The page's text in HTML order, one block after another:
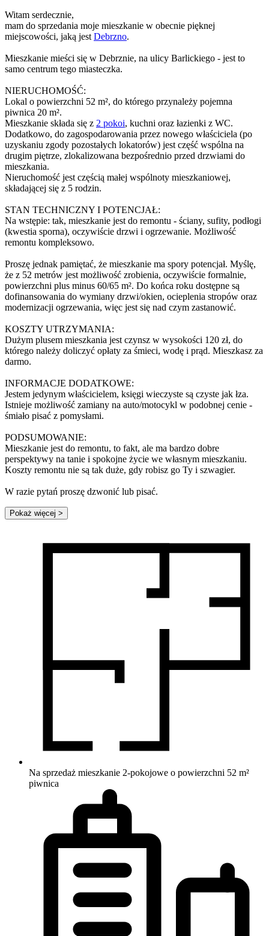
Witam serdecznie,
mam do sprzedania moje mieszkanie w obecnie pięknej
miejscowości, jaką jest Debrzno.
Mieszkanie mieści się w Debrznie, na ulicy Barlickiego - jest to
samo centrum tego miasteczka.
NIERUCHOMOŚĆ:
Lokal o powierzchni 52 m², do którego przynależy pojemna
piwnica 20 m².
Mieszkanie składa się z 2 pokoi, kuchni oraz łazienki z WC.
Dodatkowo, do zagospodarowania przez nowego właściciela (po
uzyskaniu zgody pozostałych lokatorów) jest część wspólna na
drugim piętrze, zlokalizowana bezpośrednio przed drzwiami do
mieszkania.
Nieruchomość jest częścią małej wspólnoty mieszkaniowej,
składającej się z 5 rodzin.
STAN TECHNICZNY I POTENCJAŁ:
Na wstępie: tak, mieszkanie jest do remontu - ściany, sufity, podłogi
(kwestia sporna), oczywiście drzwi i ogrzewanie. Możliwość
remontu kompleksowo.
Proszę jednak pamiętać, że mieszkanie ma spory potencjał. Myślę,
że z 52 metrów jest możliwość zrobienia, oczywiście formalnie,
powierzchni plus minus 60/65 m². Do końca roku dostępne są
dofinansowania do wymiany drzwi/okien, ocieplenia stropów oraz
modernizacji ogrzewania, więc jest się nad czym zastanowić.
KOSZTY UTRZYMANIA:
Dużym plusem mieszkania jest czynsz w wysokości 120 zł, do
którego należy doliczyć opłaty za śmieci, wodę i prąd. Mieszkasz za
darmo.
INFORMACJE DODATKOWE:
Jestem jedynym właścicielem, księgi wieczyste są czyste jak łza.
Istnieje możliwość zamiany na auto/motocykl w podobnej cenie -
śmiało pisać z pomysłami.
PODSUMOWANIE:
Mieszkanie jest do remontu, to fakt, ale ma bardzo dobre
perspektywy na tanie i spokojne życie we własnym mieszkaniu.
Koszty remontu nie są tak duże, gdy robisz go Ty i szwagier.
W razie pytań proszę dzwonić lub pisać.
Pokaż więcej >
Na sprzedaż mieszkanie 2-pokojowe o powierzchni 52 m²
piwnica